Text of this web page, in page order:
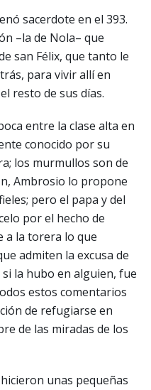
sacerdote en el 393.
–la de Nola– que
san Félix, que tanto le
para vivir allí en
resto de sus días.
entre la clase alta en
conocido por su
los murmullos son de
Ambrosio lo propone
pero el papa y del
por el hecho de
a la torera lo que
admiten la excusa de
la hubo en alguien, fue
estos comentarios
de refugiarse en
de las miradas de los
unas pequeñas